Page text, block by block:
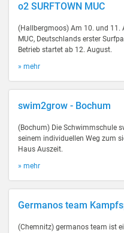
o2 SURFTOWN MUC
(Hallbergmoos) Am 10. und 11.
MUC, Deutschlands erster
Betrieb startet ab 12. August.
» mehr
swim2grow - Bochum
(Bochum) Die Schwimmschule
seinem individuellen Weg zum
Haus Auszeit.
» mehr
Germanos team
(Chemnitz) germanos team ist